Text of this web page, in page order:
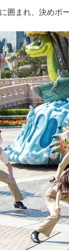
囲まれ、決めポ